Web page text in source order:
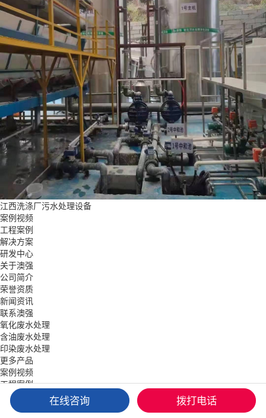
江西洗涤厂污水处理设备
案例视频
工程案例
解决方案
研发中心
关于澳强
公司简介
荣誉资质
新闻资讯
联系澳强
氧化废水处理
含油废水处理
印染废水处理
更多产品
案例视频
工程案例
解决方案
关于澳强
在线咨询 拨打电话